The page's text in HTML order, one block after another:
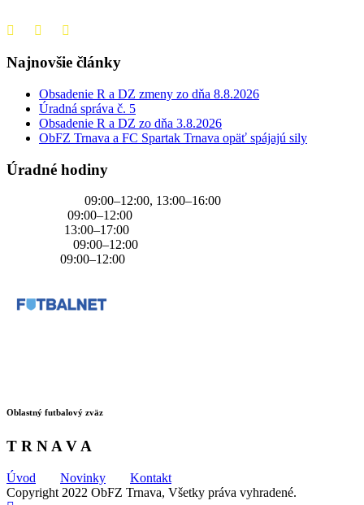
Najnovšie články
Obsadenie R a DZ zmeny zo dňa 8.8.2026
Úradná správa č. 5
Obsadenie R a DZ zo dňa 3.8.2026
ObFZ Trnava a FC Spartak Trnava opäť spájajú sily
Úradné hodiny
09:00–12:00, 13:00–16:00
09:00–12:00
13:00–17:00
09:00–12:00
09:00–12:00
Oblastný futbalový zväz
T R N A V A
Úvod Novinky
Kontakt
Copyright 2022 ObFZ Trnava, Všetky práva vyhradené.